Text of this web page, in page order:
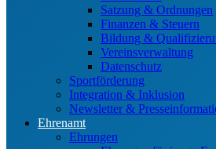
Satzung & Ordnungen
Finanzen & Steuern
Bildung &
Vereinsverwaltung
Datenschutz
Sportförderung
Integration & Inklusion
Newsletter &
Ehrenamt
Ehrungen